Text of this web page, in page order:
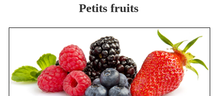
Petits fruits